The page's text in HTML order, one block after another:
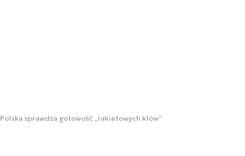
Polska sprawdza gotowość „rakietowych kłów”